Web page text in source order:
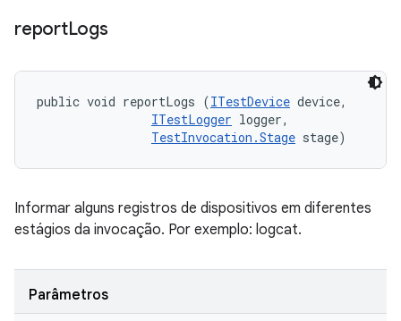
reportLogs
public void reportLogs (ITestDevice device,
ITestLogger logger,
TestInvocation.Stage stage)
Informar alguns registros de dispositivos em diferentes
estágios da invocação. Por exemplo: logcat.
Parâmetros